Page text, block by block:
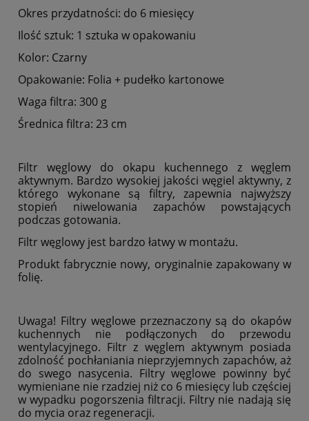
Okres przydatności: do 6 miesięcy
Ilość sztuk: 1 sztuka w opakowaniu
Kolor: Czarny
Opakowanie: Folia + pudełko kartonowe
Waga filtra: 300 g
Średnica filtra: 23 cm
Filtr węglowy do okapu kuchennego z węglem
aktywnym. Bardzo wysokiej jakości węgiel aktywny, z
którego wykonane są filtry, zapewnia najwyższy
stopień niwelowania zapachów powstających
podczas gotowania.
Filtr węglowy jest bardzo łatwy w montażu.
Produkt fabrycznie nowy, oryginalnie zapakowany w
folię.
Uwaga! Filtry węglowe przeznaczony są do okapów
kuchennych nie podłączonych do przewodu
wentylacyjnego. Filtr z węglem aktywnym posiada
zdolność pochłaniania nieprzyjemnych zapachów, aż
do swego nasycenia. Filtry węglowe powinny być
wymieniane nie rzadziej niż co 6 miesięcy lub częściej
w wypadku pogorszenia filtracji. Filtry nie nadają się
do mycia oraz regeneracji.